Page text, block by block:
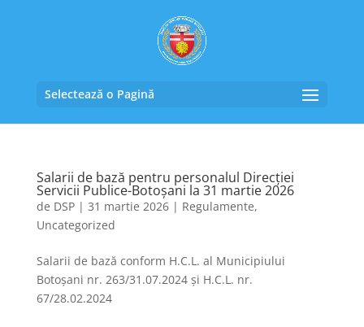
Selectează o Pagină
Salarii de bază pentru personalul Direcției
Servicii Publice-Botoșani la 31 martie 2026
de DSP| 31 martie 2026| Regulamente,
Uncategorized
Salarii de bază conform H.C.L. al Municipiului
Botoșani nr. 263/31.07.2024 și H.C.L. nr.
67/28.02.2024